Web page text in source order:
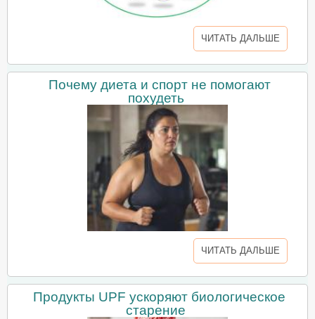
ЧИТАТЬ ДАЛЬШЕ
Почему диета и спорт не помогают
похудеть
ЧИТАТЬ ДАЛЬШЕ
Продукты UPF ускоряют биологическое
старение